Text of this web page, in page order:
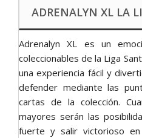
ADRENALYN XL LA
Adrenalyn XL es un
coleccionables de la Liga
una experiencia fácil y
defender mediante las
cartas de la colección.
mayores serán las
fuerte y salir victorioso